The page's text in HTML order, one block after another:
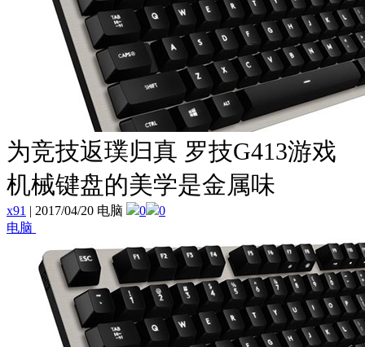
为竞技返璞归真 罗技G413游戏
机械键盘的美学是金属味
x91 | 2017/04/20 电脑 0
0
电脑